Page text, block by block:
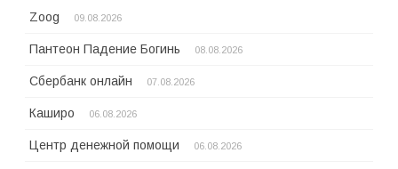
Zoog 09.08.2026
Пантеон Падение Богинь 08.08.2026
Сбербанк онлайн 07.08.2026
Каширо 06.08.2026
Центр денежной помощи 06.08.2026